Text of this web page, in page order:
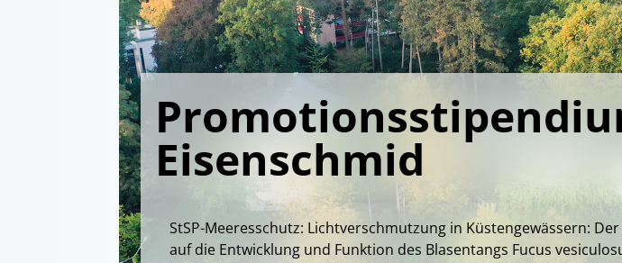
Eisenschmid
StSP-Meeresschutz: Lichtverschmutzung in Küstengewässern:
auf die Entwicklung und Funktion des Blasentangs Fucus